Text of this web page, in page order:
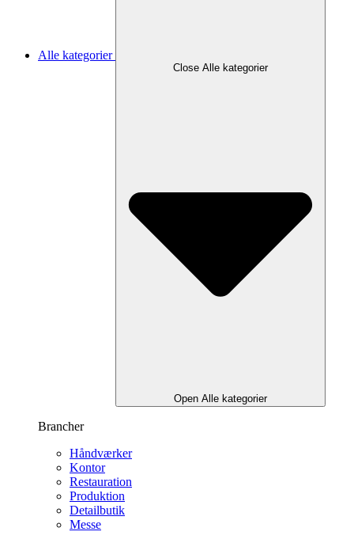
Alle kategorier
Close Alle kategorier
Open Alle kategorier
Brancher
Håndværker
Kontor
Restauration
Produktion
Detailbutik
Messe